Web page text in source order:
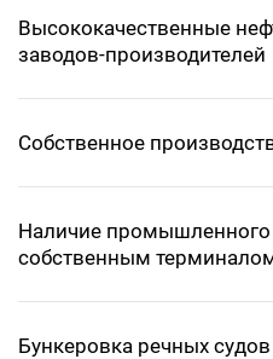
Высококачественные
заводов-производителей
Собственное
Наличие промышленного
собственным
Бункеровка речных судов